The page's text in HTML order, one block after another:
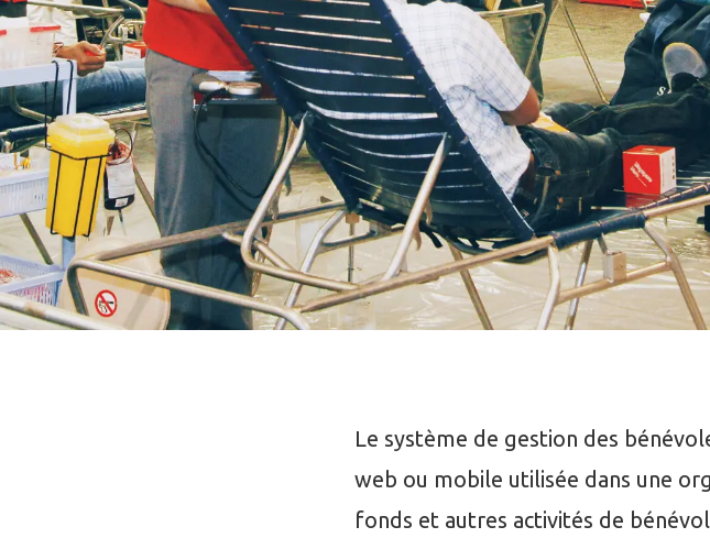
Le système de gestion des
web ou mobile utilisée dans une
fonds et autres activités de